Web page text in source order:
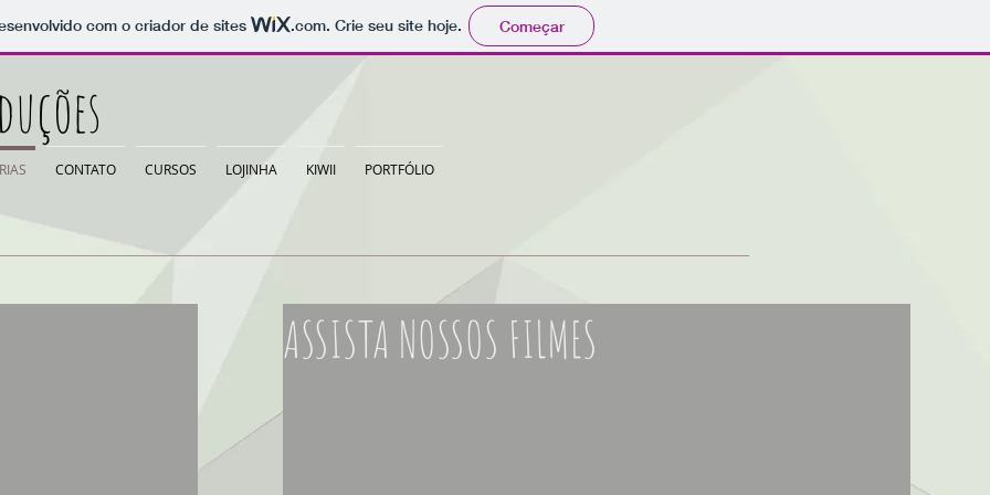
com o criador de sites .com. Crie seu site hoje. Começar
CONTATO CURSOS LOJINHA KIWII PORTFÓLIO
ASSISTA NOSSOS FILMES